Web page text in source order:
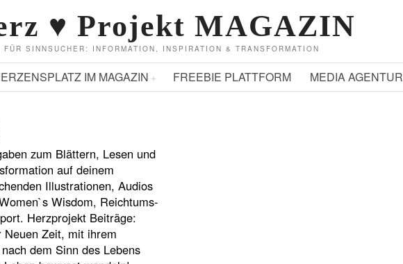
♥ Projekt MAGAZIN
FÜR SINNSUCHER: INFORMATION, INSPIRATION & TRANSFORMATION
IM MAGAZIN FREEBIE PLATTFORM MEDIA AGENTUR
zum Blättern, Lesen und
auf deinem
Illustrationen, Audios
Wisdom, Reichtums-
Herzprojekt Beiträge:
Zeit, mit ihrem
dem Sinn des Lebens